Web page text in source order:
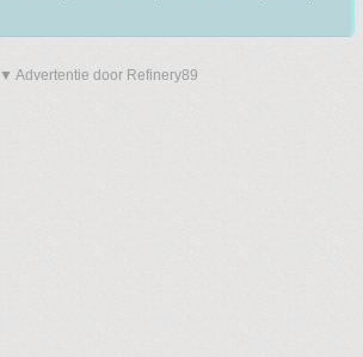
▼ Advertentie door Refinery89